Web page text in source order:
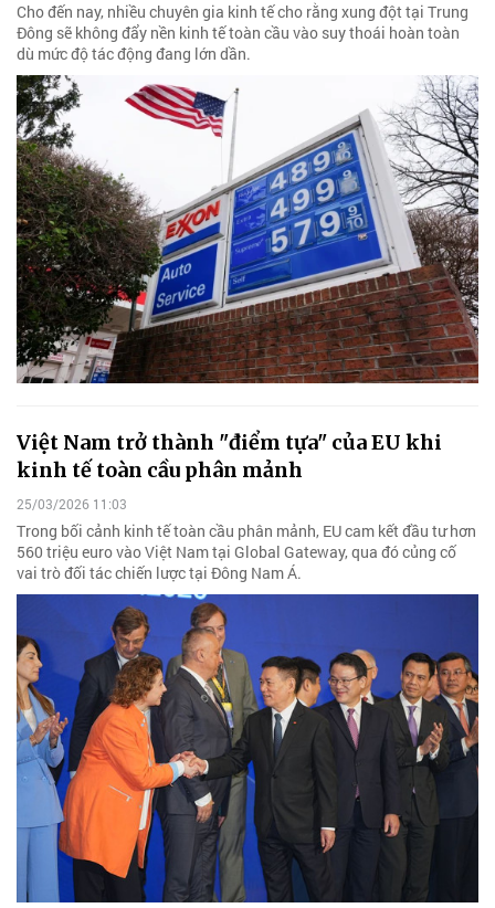
Cho đến nay, nhiều chuyên gia kinh tế cho rằng xung đột tại Trung
Đông sẽ không đẩy nền kinh tế toàn cầu vào suy thoái hoàn toàn
dù mức độ tác động đang lớn dần.
Việt Nam trở thành "điểm tựa" của EU khi
kinh tế toàn cầu phân mảnh
25/03/2026 11:03
Trong bối cảnh kinh tế toàn cầu phân mảnh, EU cam kết đầu tư hơn
560 triệu euro vào Việt Nam tại Global Gateway, qua đó củng cố
vai trò đối tác chiến lược tại Đông Nam Á.